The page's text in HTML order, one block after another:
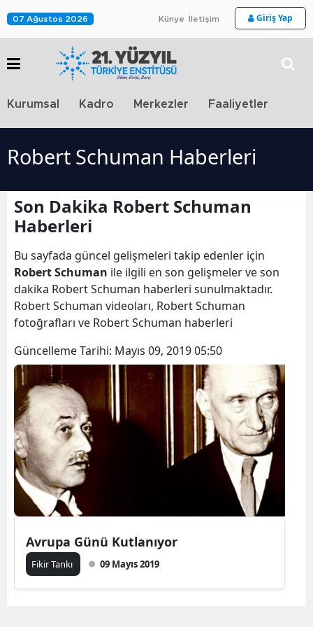
07 Ağustos 2026 Künye İletişim Giriş Yap
Kurumsal Kadro Merkezler Faaliyetler
Robert Schuman Haberleri
Son Dakika Robert Schuman
Haberleri
Bu sayfada güncel gelişmeleri takip edenler için
Robert Schuman ile ilgili en son gelişmeler ve son
dakika Robert Schuman haberleri sunulmaktadır.
Robert Schuman videoları, Robert Schuman
fotoğrafları ve Robert Schuman haberleri
Güncelleme Tarihi: Mayıs 09, 2019 05:50
Avrupa Günü Kutlanıyor
Fikir Tankı 09 Mayıs 2019